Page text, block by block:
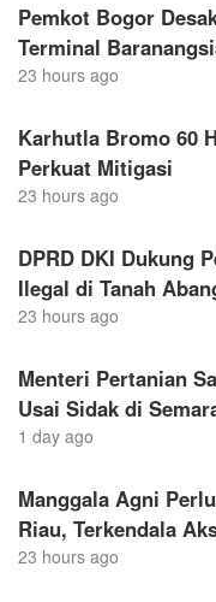
Pemkot Bogor
Terminal
23 hours ago
Karhutla Bromo 60
Perkuat Mitigasi
23 hours ago
DPRD DKI Dukung
Ilegal di Tanah
23 hours ago
Menteri Pertanian
Usai Sidak di
1 day ago
Manggala Agni
Riau, Terkendala
23 hours ago